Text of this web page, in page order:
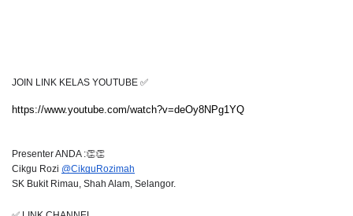
JOIN LINK KELAS YOUTUBE ✅
https://www.youtube.com/watch?v=deOy8NPg1YQ
Presenter ANDA :👏👏
Cikgu Rozi @CikguRozimah
SK Bukit Rimau, Shah Alam, Selangor.